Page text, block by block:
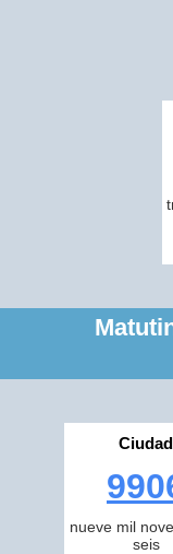
Ciudad
nueve mil
seis